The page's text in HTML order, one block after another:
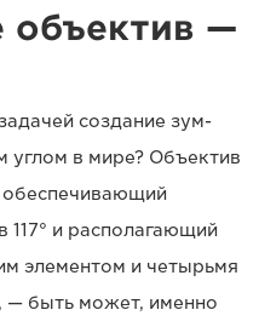
объектив —
создание зум-
в мире? Объектив
обеспечивающий
117° и располагающий
элементом и четырьмя
— быть может, именно